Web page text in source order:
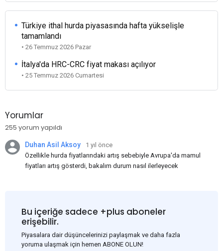
Türkiye ithal hurda piyasasında hafta yükselişle
tamamlandı
• 26 Temmuz 2026 Pazar
İtalya'da HRC-CRC fiyat makası açılıyor
• 25 Temmuz 2026 Cumartesi
Yorumlar
255 yorum yapıldı
Duhan Asil Aksoy
1 yıl önce
Özellikle hurda fiyatlarındaki artış sebebiyle Avrupa'da mamul
fiyatları artış gösterdi, bakalım durum nasıl ilerleyecek
Bu içeriğe sadece +plus aboneler
erişebilir.
Piyasalara dair düşüncelerinizi paylaşmak ve daha fazla
yoruma ulaşmak için hemen ABONE OLUN!